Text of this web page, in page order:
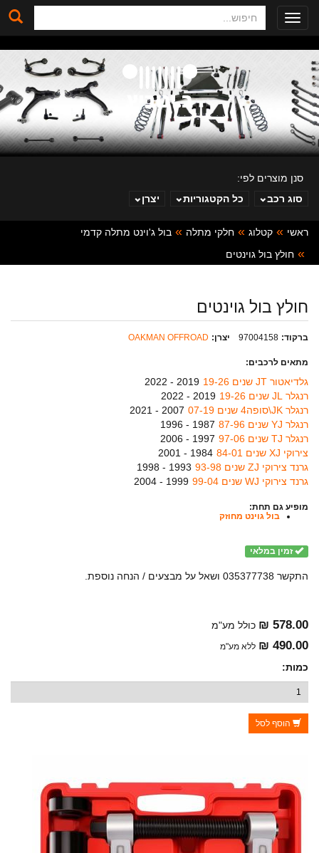
Toggle
navigation
סנן מוצרים לפי:
סוג רכב
כל הקטגוריות יצרן
ראשי קטלוג חלקי מתלה
בול ג'וינט מתלה קדמי
חולץ בול גוינטים
חולץ בול גוינטים
ברקוד: 97004158 יצרן: OAKMAN OFFROAD
מתאים לרכבים:
גלדיאטור JT שנים 19-26
2019 - 2022
רנגלר JL שנים 19-26
2019 - 2022
רנגלר JK\סופה4 שנים 07-19
2007 - 2021
רנגלר YJ שנים 87-96
1987 - 1996
רנגלר TJ שנים 97-06
1997 - 2006
צירוקי XJ שנים 84-01
1984 - 2001
גרנד צירוקי ZJ שנים 93-98
1993 - 1998
גרנד צירוקי WJ שנים 99-04
1999 - 2004
מופיע גם תחת:
בול גוינט מחוזק
זמין במלאי
התקשר 035377738 ושאל על מבצעים / הנחה נוספת.
578.00 ₪ כולל מע"מ
490.00 ₪ ללא מע"מ
כמות:
הוסף לסל